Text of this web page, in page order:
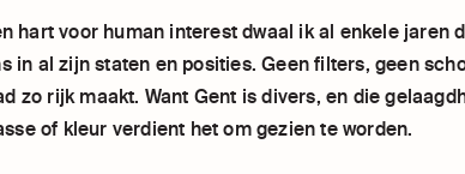
hart voor human interest dwaal ik al enkele jaren
in al zijn staten en posities. Geen filters, geen
zo rijk maakt. Want Gent is divers, en die
of kleur verdient het om gezien te worden.